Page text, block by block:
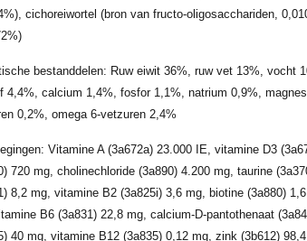
cichoreiwortel (bron van fructo-oligosacchariden,
bestanddelen: Ruw eiwit 36%, ruw vet 13%, vocht
4,4%, calcium 1,4%, fosfor 1,1%, natrium 0,9%,
0,2%, omega 6-vetzuren 2,4%
Vitamine A (3a672a) 23.000 IE, vitamine D3
720 mg, cholinechloride (3a890) 4.200 mg, taurine
8,2 mg, vitamine B2 (3a825i) 3,6 mg, biotine (3a880)
B6 (3a831) 22,8 mg, calcium-D-pantothenaat
40 mg, vitamine B12 (3a835) 0,12 mg, zink (3b612)